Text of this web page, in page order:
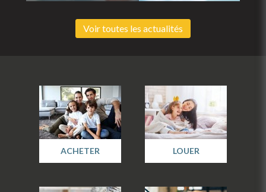
Voir toutes les actualités
ACHETER LOUER